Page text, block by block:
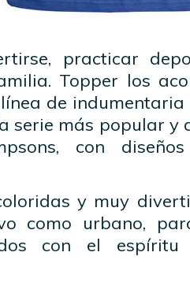
practicar
Topper los
de
serie más popular
con
y muy
como urbano,
con el espíritu